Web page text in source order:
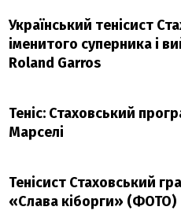
Український тенісист
іменитого суперника і
Roland Garros
Теніс: Стаховський
Марселі
Тенісист Стаховський
«Слава кіборги» (ФОТО)